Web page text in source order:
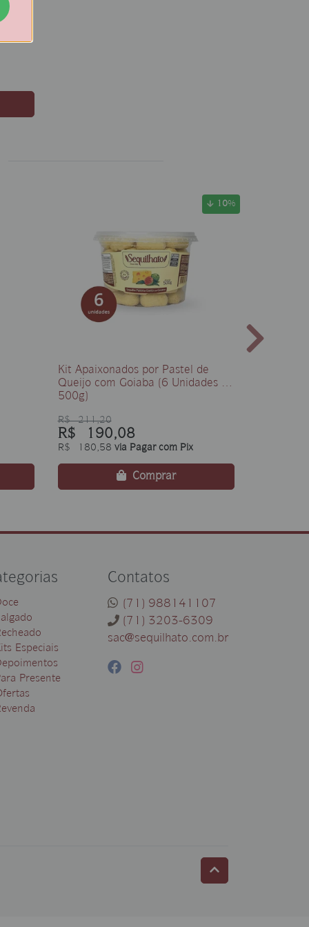
10%
Kit Apaixonados por Pastel de
Queijo com Goiaba (6 Unidades de
500g)
R$ 211,20
R$ 190,08
R$ 180,58via Pagar com Pix
Comprar
Contatos
(71) 988141107
(71) 3203-6309
sac@sequilhato.com.br
Especiais
Presente